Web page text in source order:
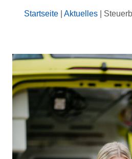
Startseite Aktuelles